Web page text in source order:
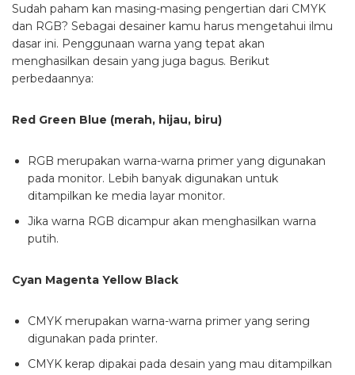
Sudah paham kan masing-masing pengertian dari CMYK
dan RGB? Sebagai desainer kamu harus mengetahui ilmu
dasar ini. Penggunaan warna yang tepat akan
menghasilkan desain yang juga bagus. Berikut
perbedaannya:
Red Green Blue (merah, hijau, biru)
RGB merupakan warna-warna primer yang digunakan
pada monitor. Lebih banyak digunakan untuk
ditampilkan ke media layar monitor.
Jika warna RGB dicampur akan menghasilkan warna
putih.
Cyan Magenta Yellow Black
CMYK merupakan warna-warna primer yang sering
digunakan pada printer.
CMYK kerap dipakai pada desain yang mau ditampilkan